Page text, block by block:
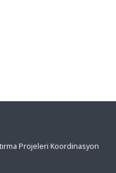
Projeleri Koordinasyon